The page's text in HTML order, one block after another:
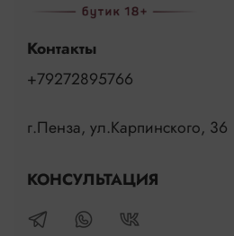
Контакты
+79272895766
г.Пенза, ул.Карпинского, 36
КОНСУЛЬТАЦИЯ